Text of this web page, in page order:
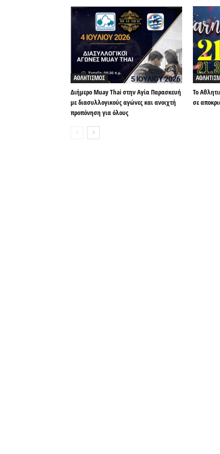
ΑΘΛΗΤΙΣΜΟΣ
Διήμερο Muay Thai στην Αγία Παρασκευή
με διασυλλογικούς αγώνες και ανοιχτή
προπόνηση για όλους
Το
σε